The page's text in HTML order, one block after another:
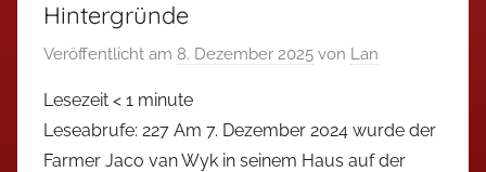
Hintergründe
Veröffentlicht am 8. Dezember 2025 von Lan
Lesezeit < 1 minute
Leseabrufe: 227 Am 7. Dezember 2024 wurde der
Farmer Jaco van Wyk in seinem Haus auf der